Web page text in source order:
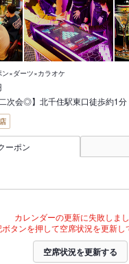
ン×ダーツ×カラオケ
/二次会◎】北千住駅東口徒歩約1分
ーポン
カレンダーの更新に失敗しまし
タンを押して空席状況を更新し
空席状況を更新する